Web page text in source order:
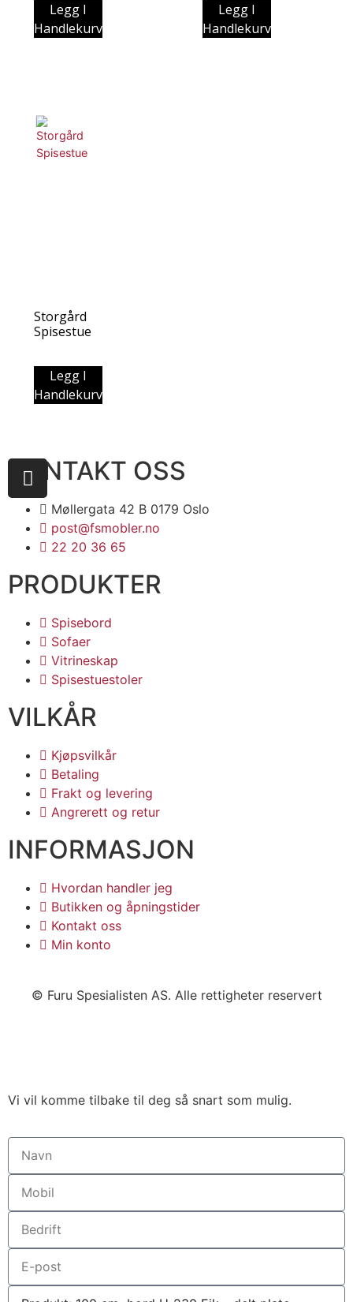
Legg I
Handlekurv
Legg I
Handlekurv
Storgård
Spisestue
Legg I
Handlekurv
INFORMASJON
Hvordan handler jeg
Butikken og åpningstider
Kontakt oss
Min konto
VILKÅR
Kjøpsvilkår
Betaling
Frakt og levering
Angrerett og retur
PRODUKTER
Spisebord
Sofaer
Vitrineskap
Spisestuestoler
KONTAKT OSS
Møllergata 42 B 0179 Oslo
post@fsmobler.no
22 20 36 65
© Furu Spesialisten AS. Alle rettigheter reservert
Vi vil komme tilbake til deg så snart som mulig.